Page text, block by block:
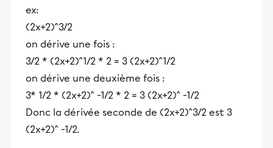
ex:
(2x+2)^3/2
on dérive une fois :
3/2 * (2x+2)^1/2 * 2 = 3 (2x+2)^1/2
on dérive une deuxième fois :
3* 1/2 * (2x+2)^ -1/2 * 2 = 3 (2x+2)^ -1/2
Donc la dérivée seconde de (2x+2)^3/2 est 3
(2x+2)^ -1/2.